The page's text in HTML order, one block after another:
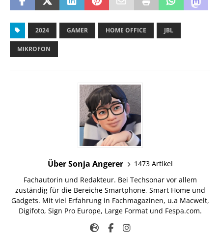
2024 GAMER HOME OFFICE JBL
MIKROFON
Über Sonja Angerer
1473 Artikel
Fachautorin und Redakteur. Bei Techsonar vor allem
zuständig für die Bereiche Smartphone, Smart Home und
Gadgets. Mit viel Erfahrung in Fachmagazinen, u.a Macwelt,
Digifoto, Sign Pro Europe, Large Format und Fespa.com.